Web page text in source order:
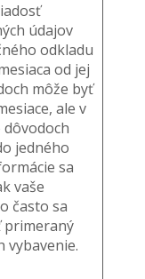
údajov
odkladu
od jej
môže byť
ale v
jedného
sa
vaše
často sa
primeraný
vybavenie.